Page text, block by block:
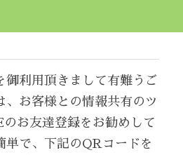
御利用頂きまして有難うご
、お客様との情報共有のツ
お友達登録をお勧めして
単で、下記のQRコードを